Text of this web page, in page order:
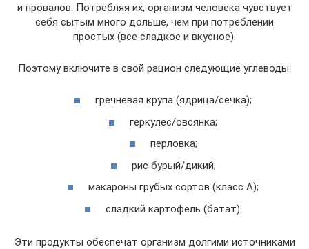
и провалов. Потребляя их, организм человека чувствует
себя сытым много дольше, чем при потреблении
простых (все сладкое и вкусное).
Поэтому включите в свой рацион следующие углеводы:
гречневая крупа (ядрица/сечка);
геркулес/овсянка;
перловка;
рис бурый/дикий;
макароны грубых сортов (класс А);
сладкий картофель (батат).
Эти продукты обеспечат организм долгими источниками